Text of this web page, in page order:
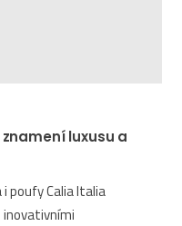
luxusu a
poufy Calia Italia